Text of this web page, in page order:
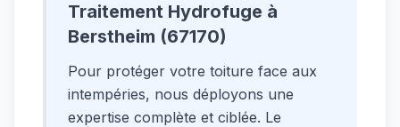
Traitement Hydrofuge à
Berstheim (67170)
Pour protéger votre toiture face aux
intempéries, nous déployons une
expertise complète et ciblée. Le